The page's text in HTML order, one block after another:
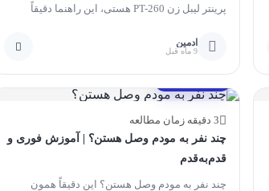
پرینتر لیبل زن PT-260 هستی، این راهنما دقیقاً
ادمین
9 ماه قبل
3 دقیقه زمان مطالعه
چند نفر به مودم وصل هستن؟ | آموزش فوری و
قدم‌به‌قدم
چند نفر به مودم وصل هستن؟ این دقیقاً همون